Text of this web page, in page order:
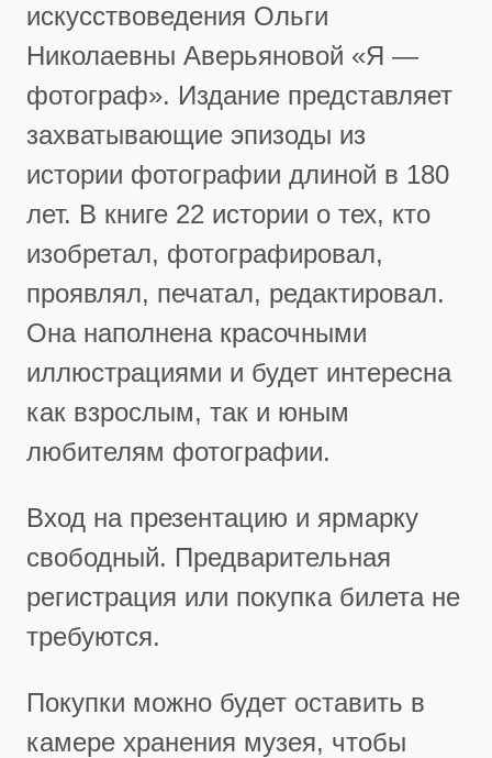
искусствоведения Ольги
Николаевны Аверьяновой «Я —
фотограф». Издание представляет
захватывающие эпизоды из
истории фотографии длиной в 180
лет. В книге 22 истории о тех, кто
изобретал, фотографировал,
проявлял, печатал, редактировал.
Она наполнена красочными
иллюстрациями и будет интересна
как взрослым, так и юным
любителям фотографии.
Вход на презентацию и ярмарку
свободный. Предварительная
регистрация или покупка билета не
требуются.
Покупки можно будет оставить в
камере хранения музея, чтобы